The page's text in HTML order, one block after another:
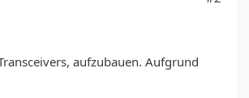
aufzubauen. Aufgrund